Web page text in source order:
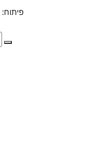
פיתוח: